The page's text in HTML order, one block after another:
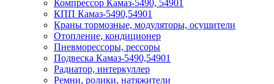
Компрессор Камаз-5490, 54901
КПП Камаз-5490,54901
Краны тормозные, модуляторы, осушители
Отопление, кондиционер
Пневморессоры, рессоры
Подвеска Камаз-5490,54901
Радиатор, интеркуллер
Ремни, ролики, натяжители